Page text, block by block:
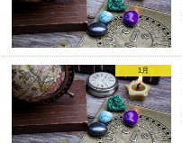
1月